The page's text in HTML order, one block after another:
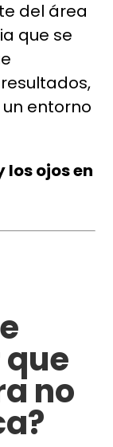
del área
que se
entorno
los ojos en
no